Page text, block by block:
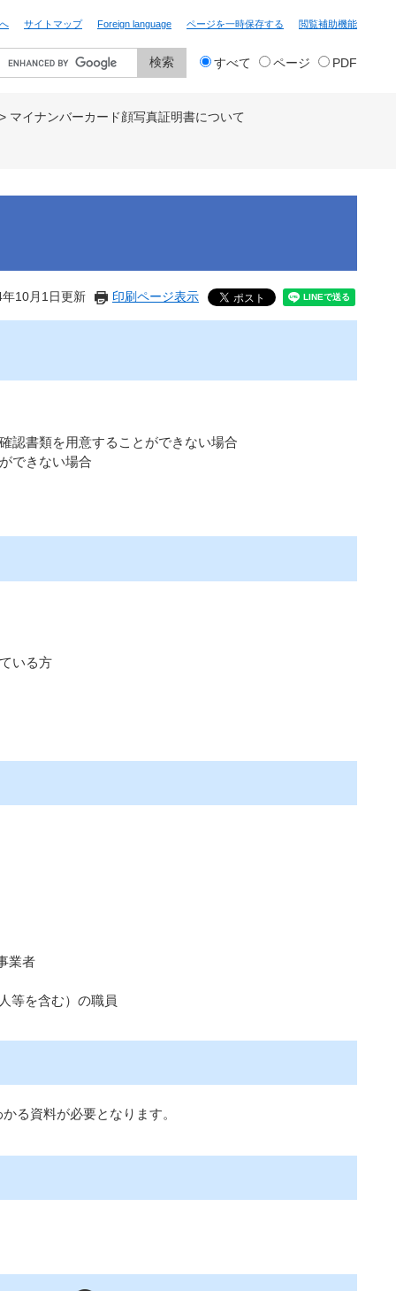
サイトマップ Foreign language ページを一時保存する 閲覧補助機能
検
象
すべて ページ PDF
マイナンバーカード顔写真証明書について
10月1日更新 印刷ページ表示
認書類を用意することができない場合
できない場合
いる方
業者
等を含む）の職員
る資料が必要となります。